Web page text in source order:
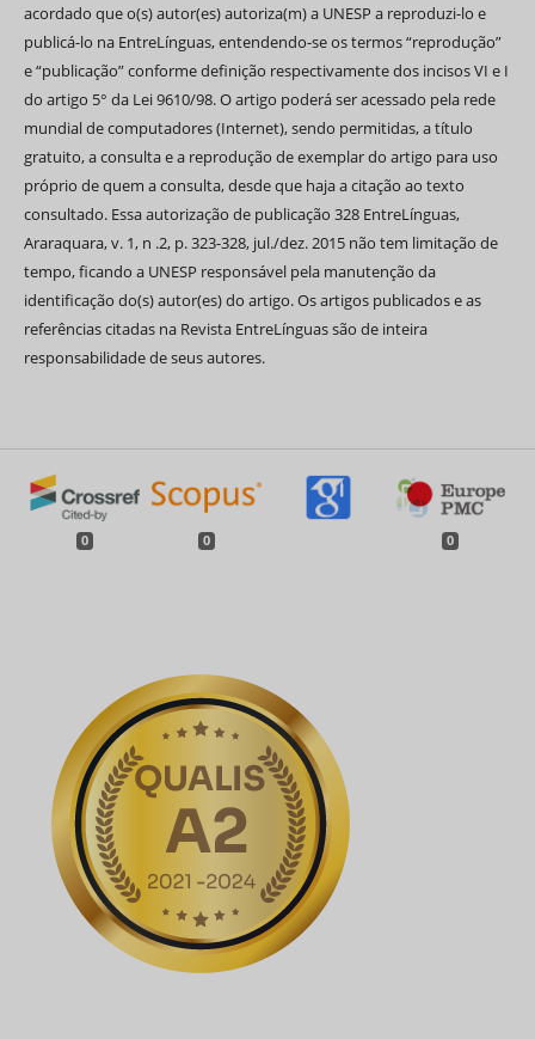
acordado que o(s) autor(es) autoriza(m) a UNESP a reproduzi-lo e
publicá-lo na EntreLínguas, entendendo-se os termos “reprodução”
e “publicação” conforme definição respectivamente dos incisos VI e I
do artigo 5° da Lei 9610/98. O artigo poderá ser acessado pela rede
mundial de computadores (Internet), sendo permitidas, a título
gratuito, a consulta e a reprodução de exemplar do artigo para uso
próprio de quem a consulta, desde que haja a citação ao texto
consultado. Essa autorização de publicação 328 EntreLínguas,
Araraquara, v. 1, n .2, p. 323-328, jul./dez. 2015 não tem limitação de
tempo, ficando a UNESP responsável pela manutenção da
identificação do(s) autor(es) do artigo. Os artigos publicados e as
referências citadas na Revista EntreLínguas são de inteira
responsabilidade de seus autores.
0 0 0